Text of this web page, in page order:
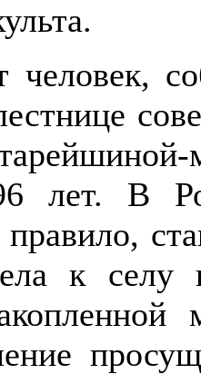
человек,
лет. В
правило,
к селу